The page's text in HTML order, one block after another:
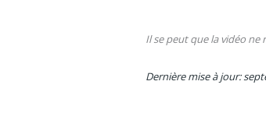
Il se peut que la vidéo ne
Dernière mise à jour: